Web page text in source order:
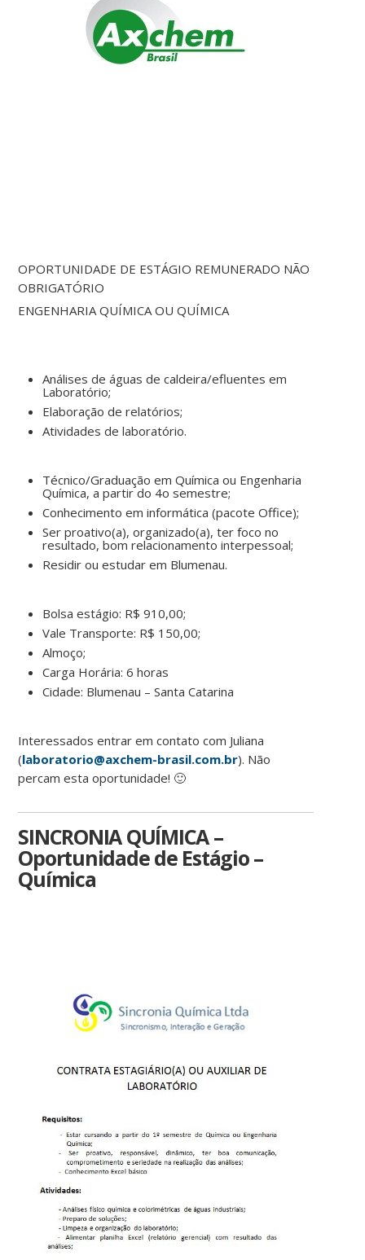
OPORTUNIDADE DE ESTÁGIO REMUNERADO NÃO
OBRIGATÓRIO
ENGENHARIA QUÍMICA OU QUÍMICA
Análises de águas de caldeira/efluentes em
Laboratório;
Elaboração de relatórios;
Atividades de laboratório.
Técnico/Graduação em Química ou Engenharia
Química, a partir do 4o semestre;
Conhecimento em informática (pacote Office);
Ser proativo(a), organizado(a), ter foco no
resultado, bom relacionamento interpessoal;
Residir ou estudar em Blumenau.
Bolsa estágio: R$ 910,00;
Vale Transporte: R$ 150,00;
Almoço;
Carga Horária: 6 horas
Cidade: Blumenau – Santa Catarina
Interessados entrar em contato com Juliana
(laboratorio@axchem-brasil.com.br). Não
percam esta oportunidade! 🙂
SINCRONIA QUÍMICA –
Oportunidade de Estágio –
Química